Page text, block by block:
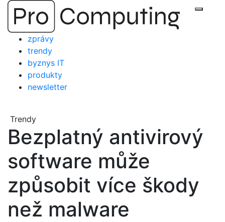
Přejít
obsah
zprávy
trendy
byznys IT
produkty
newsletter
Trendy
Bezplatný antivirový
software může
způsobit více škody
než malware